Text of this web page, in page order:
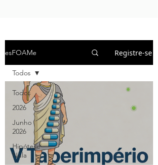
esFOAMe Registre-se
Todos
2026
Junho
2026
Hipótese
Nula
Todos